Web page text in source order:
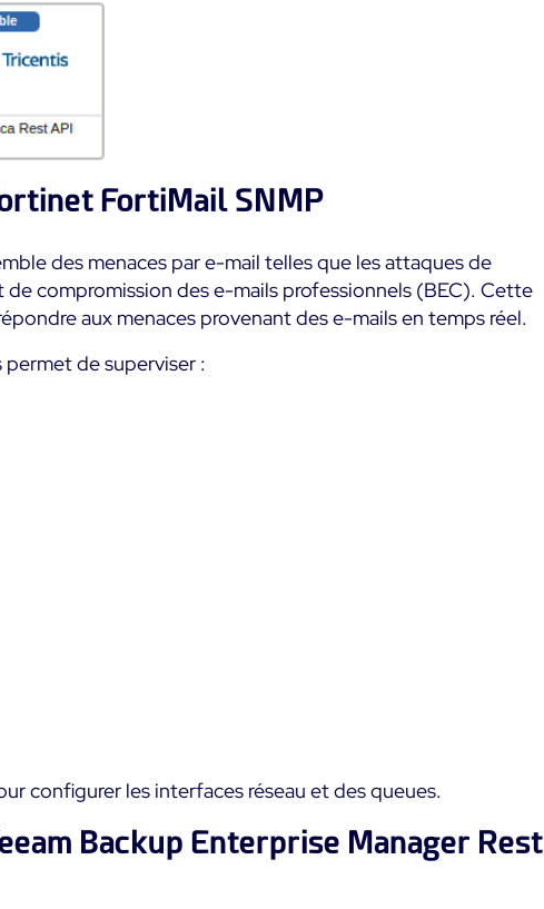
FortiMail SNMP
des menaces par e-mail telles que les attaques de
compromission des e-mails professionnels (BEC). Cette
aux menaces provenant des e-mails en temps réel.
de superviser :
configurer les interfaces réseau et des queues.
Backup Enterprise Manager Rest